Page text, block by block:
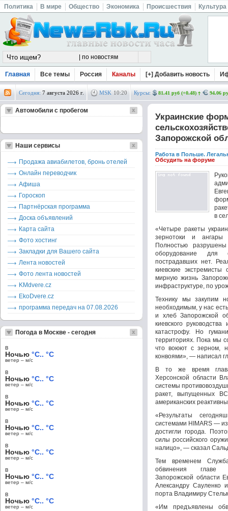
Политика В мире Общество Экономика Происшествия Культура
Главная Все темы Россия Каналы [+] Добавить новость
Сегодня: 7 августа 2026 г. MSK 10:20 Курсы: 81.41 руб (+0.48) 94.06
Украинские
Запорожской
Работа в Польше.
Обсудить на форуме
в
«Четыре ракеты
зернотоки и ангары
Полностью
оборудование для
пострадавших нет.
киевские экстремисты
мирную жизнь
инфраструктуре, по
Технику мы закупим
необходимым, у нас
и хлеб Запорожской
киевского
катастрофу. Но
территориях. Пока мы
что воюют с зерном,
конвоями», — написал
В то же время глава
Херсонской области
системы
ракет, выпущенных
американских
«Результаты
системами HIMARS —
достигли города.
силы российского
налицо», — сказал
Тем временем
обвинения главе
Запорожской области
Александру Сауленко
порта Владимиру
«Им предъявлены
Автомобили с пробегом
Наши сервисы
Продажа авиабилетов, бронь отелей
Онлайн переводчик
Афиша
Гороскоп
Партнёрская программа
Доска объявлений
Карта сайта
Фото хостинг
Закладки для Вашего сайта
Лента новостей
Фото лента новостей
KMdvere.cz
EkoDvere.cz
программа передач на 07.08.2026
Погода в Москве - сегодня
в
Ночью °C.. °C
ветер – м/c
в
Ночью °C.. °C
ветер – м/c
в
Ночью °C.. °C
ветер – м/c
в
Ночью °C.. °C
ветер – м/c
в
Ночью °C.. °C
ветер – м/c
в
Ночью °C.. °C
ветер – м/c
в
Ночью °C.. °C
ветер – м/c